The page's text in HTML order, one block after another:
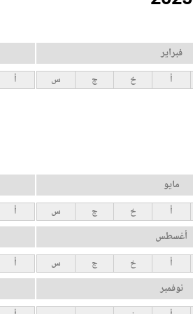
فبراير
أ خ ج س أ
مايو
أ خ ج س أ
أغسطس
أ خ ج س أ
نوفمبر